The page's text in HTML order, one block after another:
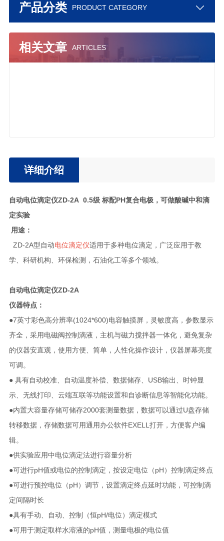
产品分类 PRODUCT CATEGORY
相关文章 ARTICLES
详细介绍
自动电位滴定仪ZD-2A 0.5级 标配PH复合电极，可做酸碱中和滴
定实验
用途：
ZD-2A型自动电位滴定仪适用于多种电位滴定，广泛应用于教
学、科研机构、环保检测，石油化工等多个领域。
自动电位滴定仪ZD-2A
仪器特点：
●7英寸彩色高分辨率(1024*600)电容触摸屏，灵敏度高，参数显示
齐全，采用电磁阀控制滴液，主机与磁力搅拌器一体化，避免复杂
的仪器安直观，使用方便、简单，人性化操作设计，仪器屏幕亮度
可调。
● 具有自动校准、自动温度补偿、数据储存、USB输出、时钟显
示、无线打印、云端互联等功能设置和自诊断信息等智能化功能。
●内置大容量存储可储存2000套测量数据，数据可以通过U盘存储
转移数据，存储数据可用通用办公软件EXELL打开，方便客户编
辑。
●供实验应用中电位滴定法进行容量分析
●可进行pH值或电位的控制滴定，按设定电位（pH）控制滴定终点
●可进行预控电位（pH）调节，设置滴定终点延时功能，可控制滴
定间隔时长
●具有手动、自动、控制（恒pH/电位）滴定模式
●可用于测定取样水溶液的pH值，测量电极的电位值